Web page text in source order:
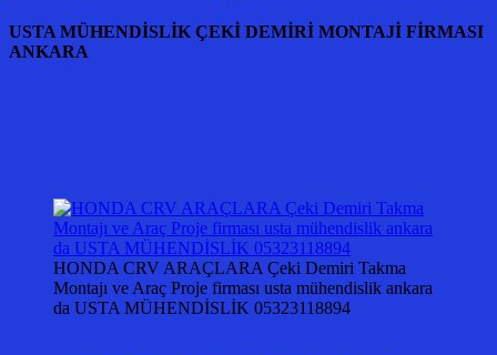
USTA MÜHENDİSLİK ÇEKİ DEMİRİ MONTAJİ FİRMASI
ANKARA
HONDA CRV ARAÇLARA Çeki Demiri Takma
Montajı ve Araç Proje firması usta mühendislik ankara
da USTA MÜHENDİSLİK 05323118894